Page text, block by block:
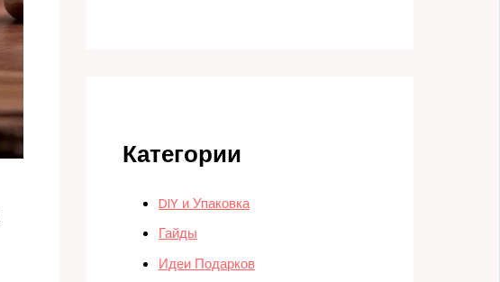
Категории
DIY и Упаковка
Гайды
Идеи Подарков